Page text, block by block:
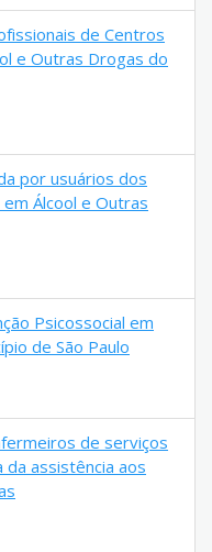
de Centros
e Outras Drogas do
por usuários dos
Álcool e Outras
Psicossocial em
de São Paulo
de serviços
da assistência aos